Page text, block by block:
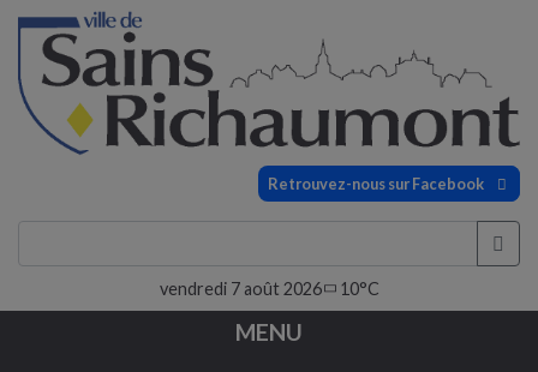
Retrouvez-nous sur Facebook
vendredi 7 août 2026 10°C
MENU